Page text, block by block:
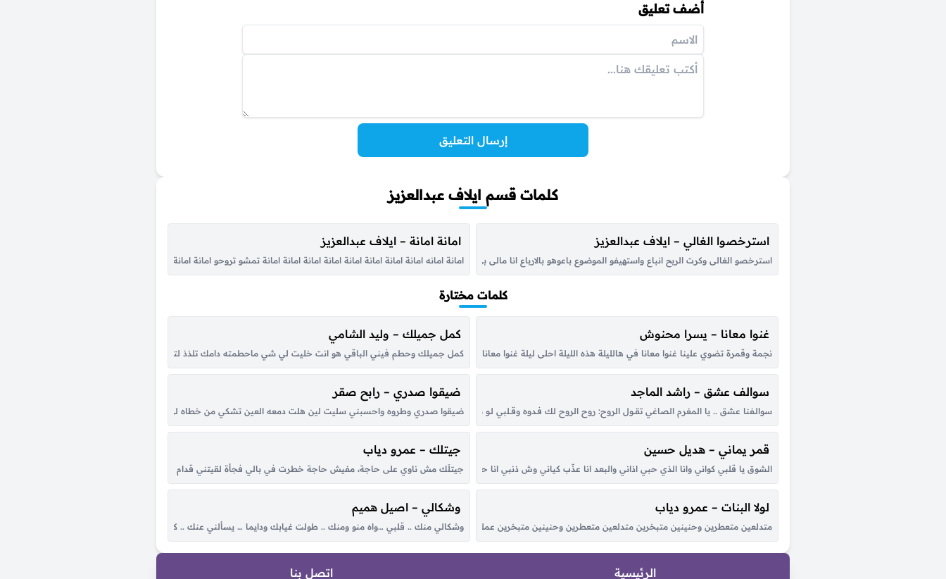
أضف تعليق
إرسال التعليق
كلمات قسم ايلاف عبدالعزيز
استرخصوا الغالي – ايلاف عبدالعزيز
استرخصو الغالى وكرت الربح انباع واستهيفو الموضوع باعوهو بالارباع انا مالى بى الزى ديل ليه ياخ من القله بس كلو من قلبى الرامينى فى زله مانحنا لسه بخير ما زبلت الفله استر على الزى ديل واتحمل
امانة امانة – ايلاف عبدالعزيز
امانة امانه امانة امانة امانة امانة امانة امانة امانة امانة تمشو تروحو امانة امانة امانة انجبرنا جبر بيها راهنا وشلنا
كلمات مختارة
غنوا معانا – يسرا محنوش
نجمة وقمرة تضوي علينا غنوا معانا في هالليلة هذه الليلة احلى ليلة غنوا معانا هالليلة احلى ليلة هذه الليلة غنوا معانا في هالليلة
كمل جميلك – وليد الشامي
كمل جميلك وحطم فيني الباقي هو انت خليت لي شي ماحطمته دامك تلذذ لتعذيبي ولاحراقي وش يمنعك والقسى منك
سوالف عشق – راشد الماجد
سوالـفنا عشق .. يا المغرم الصاغي تقــول الروح: روح الروح لك فـدوه وقــلبي لـو شكــا مـن حــبك الطاغي تلــوّم في العَــرَب من حَـضْره وبَدوه عـلى وعــد اللقـا لو مـوعــدك لاغي كـأن النبض مُهْــرٍ مــا وقـف عَــدوه فـلا شـاح
ضيقوا صدري – رابح صقر
ضيقوا صدري وطروه واحسبني سليت لين هلت دمعه العين تشكي من خطاه لي حبيب كل مابعدت عن عينه حليت وكل ماقربت
قمر يماني – هديل حسين
الشوق يا قلبي كواني وانا الذي حبي اذاني والبعد انا عذّب كياني وش ذنبي انا حبيت أنا قمر يماني هو نور عيني هو اماني ذكراه تسهرني ليالي ما انساه انا لا سامحه الله زماني للبعد والفرقة رماني والوقت دايم هو
جيتلك – عمرو دياب
جيتلَك مش ناوي على حاجة، مفيش حاجة خطرت في بالي فجأة لقيتني قدام عيونك، أنا بقول نرجع يا غالي وجيتلَك مش
لولا البنات – عمرو دياب
متدلعين متعطرين وحنينين متبخرين متدلعين متعطرين وحنينين متبخرين عملوا الحرير يا ولا، شبه البنات لولا البنات يا ولا لولا البنات كان بار الورد يا ولا في الدكانات غزل البنات يا ولا، طعم البنات الفل طالل يا
وشكالي – اصيل هميم
وشكالي منك .. قلبي …واه منو ومنك .. طولت غيابك ودايما … يسألني عنك .. كان ناسي احساسو …وحبك رجع احساسو
الرئيسية اتصل بنا